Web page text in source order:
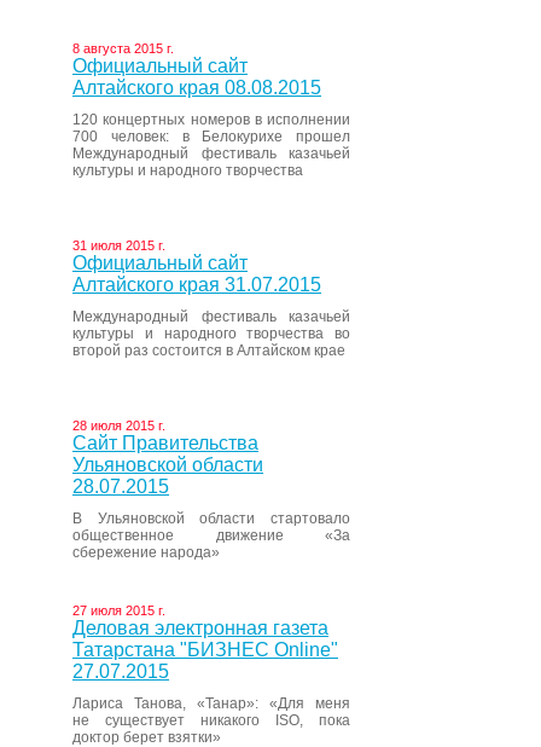
8 августа 2015 г.
Официальный сайт
Алтайского края 08.08.2015
120 концертных номеров в исполнении
700 человек: в Белокурихе прошел
Международный фестиваль казачьей
культуры и народного творчества
31 июля 2015 г.
Официальный сайт
Алтайского края 31.07.2015
Международный фестиваль казачьей
культуры и народного творчества во
второй раз состоится в Алтайском крае
28 июля 2015 г.
Сайт Правительства
Ульяновской области
28.07.2015
В Ульяновской области стартовало
общественное движение «За
сбережение народа»
27 июля 2015 г.
Деловая электронная газета
Татарстана "БИЗНЕС Online"
27.07.2015
Лариса Танова, «Танар»: «Для меня
не существует никакого ISO, пока
доктор берет взятки»